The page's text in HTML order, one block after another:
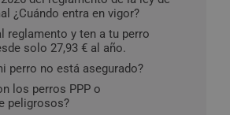
¿Cuándo entra en vigor?
reglamento y ten a tu perro
solo 27,93 € al año.
perro no está asegurado?
los perros PPP o
peligrosos?